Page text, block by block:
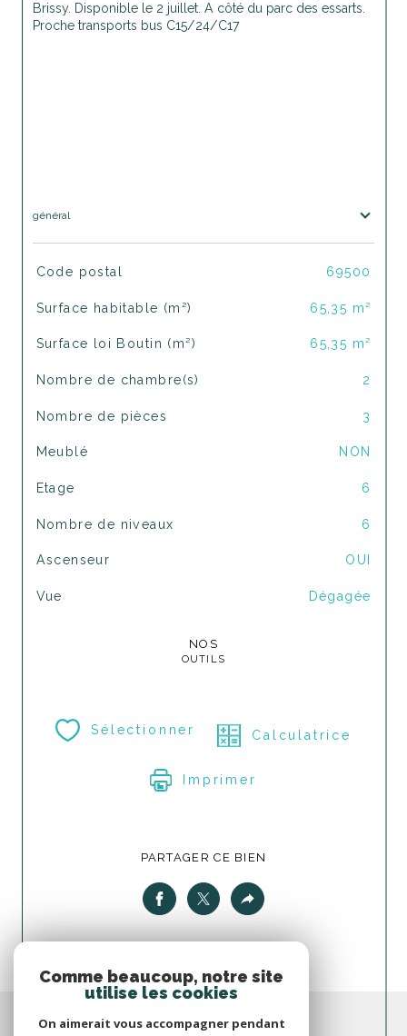
Brissy. Disponible le 2 juillet. A côté du parc des essarts.
Proche transports bus C15/24/C17
général
TRAD_SIROCCO_Caracteristique
Code postal 69500
Surface habitable (m²) 65,35 m²
Surface loi Boutin (m²) 65,35 m²
Nombre de chambre(s) 2
Nombre de pièces 3
Meublé NON
Etage 6
Nombre de niveaux 6
Ascenseur OUI
Vue Dégagée
NOS
OUTILS
Sélectionner Calculatrice
Imprimer
PARTAGER CE BIEN
Comme beaucoup, notre site
utilise les cookies
On aimerait vous accompagner pendant